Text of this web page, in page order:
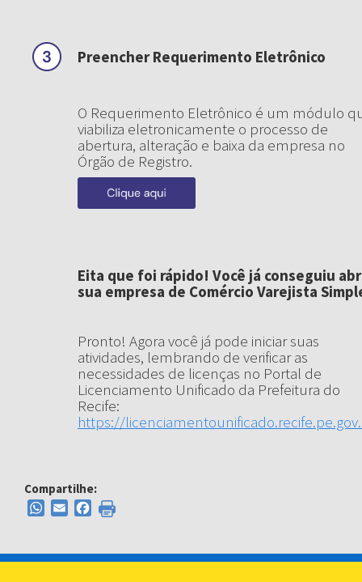
Preencher Requerimento Eletrônico
O Requerimento Eletrônico é um módulo
viabiliza eletronicamente o processo de
abertura, alteração e baixa da empresa no
Órgão de Registro.
Eita que foi rápido! Você já conseguiu
sua empresa de Comércio Varejista
Pronto! Agora você já pode iniciar suas
atividades, lembrando de verificar as
necessidades de licenças no Portal de
Licenciamento Unificado da Prefeitura do
Recife:
https://
Compartilhe:
WhatsApp
EmailFacebook